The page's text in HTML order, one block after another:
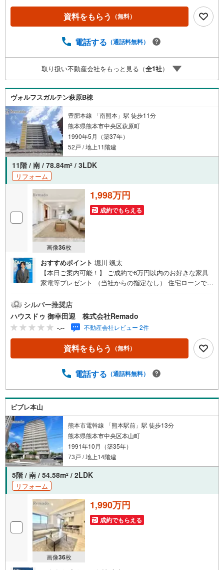
【購入総額の限界へ挑戦】売主様への価格交渉も弊社の得
意分野です！さらにオプション費用（エアコン、網戸、太
円以上差が出ることも もっと安く買えるのでは？そんな悩
OK！一度ご相談ください！【効率的に一気見！内覧ツア
ー】熊本県全域の気になる物件を全て当社でご内覧いただ
けます 見学されたい物件を1日で内覧可能 窓口を一つに絞
れるから、手間も時間もかかりません。全国700店舗以上展
開！ハウスドゥだからこその豊富な物件数・情報量で理想
の暮らしを叶えます！
資料をもらう （無料）
電話する （通話料無料）
取り扱い不動産会社をもっと見る（全1社）
ヴォルフスガルテン萩原B棟
豊肥本線 「南熊本」駅 徒歩11分
熊本県熊本市中央区萩原町
1990年5月（築37年）
52戸 / 地上11階建
11階 / 南 / 78.84m2 / 3LDK
リフォーム
画像36枚
1,998万円
成約でもらえる
おすすめポイント 堀川 颯太
【本日ご案内可能！】 ご成約で6万円以内のお好きな家具
家電等プレゼント （当社からの指定なし） 住宅ローンで
【九州No.1の実績】「どこで買うか」で、不動産購入の満
足度は変わります家探しは、物件探し以上に「パートナー
選び」が重要！熊本エリアを知り尽くした私たちが、物件
探しから資金計画、引き渡しまでトータルサポートします
【購入総額の限界へ挑戦】売主様への価格交渉も弊社の得
意分野です！さらにオプション費用（エアコン、網戸、太
円以上差が出ることも もっと安く買えるのでは？そんな悩
OK！一度ご相談ください！【効率的に一気見！内覧ツア
けます 見学されたい物件を1日で内覧可能 窓口を一つに絞
れるから、手間も時間もかかりません。全国700店舗以上展
開！ハウスドゥだからこその豊富な物件数・情報量で理想
の暮らしを叶えます！
シルバー推奨店
ハウスドゥ 御幸田迎 株式会社Remado
-.-- 不動産会社レビュー 2件
資料をもらう （無料）
電話する （通話料無料）
ビブレ本山
熊本市電幹線 「熊本駅前」駅 徒歩13分
熊本県熊本市中央区本山町
1991年10月（築35年）
73戸 / 地上14階建
5階 / 南 / 54.58m2 / 2LDK
リフォーム
画像36枚
1,990万円
成約でもらえる